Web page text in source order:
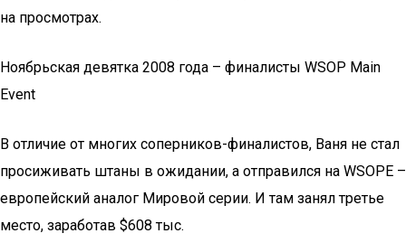
на просмотрах.
Ноябрьская девятка 2008 года – финалисты WSOP Main
Event
В отличие от многих соперников-финалистов, Ваня не стал
просиживать штаны в ожидании, а отправился на WSOPE –
европейский аналог Мировой серии. И там занял третье
место, заработав $608 тыс.